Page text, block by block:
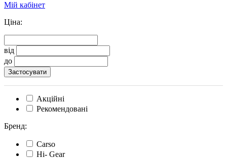
Мій кабінет
Ціна:
від
до
Акційні
Рекомендовані
Бренд:
Carso
Hi- Gear